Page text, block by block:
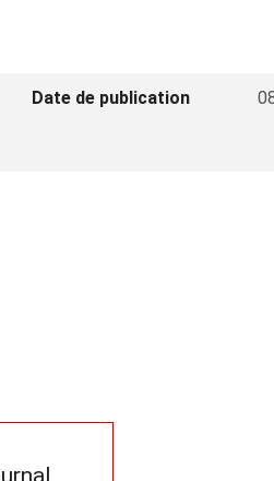
Date de publication